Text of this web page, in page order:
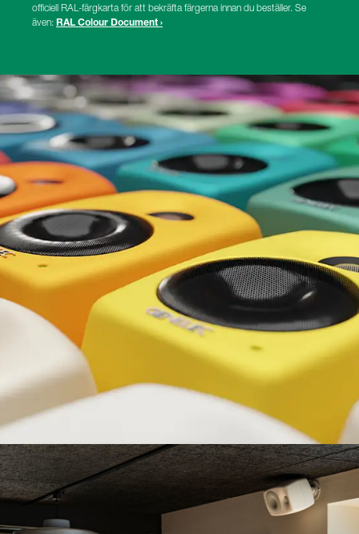
officiell RAL-färgkarta för att bekräfta färgerna innan du beställer. Se
även: RAL Colour Document ›